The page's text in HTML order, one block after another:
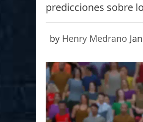
predicciones sobre
by Henry Medrano